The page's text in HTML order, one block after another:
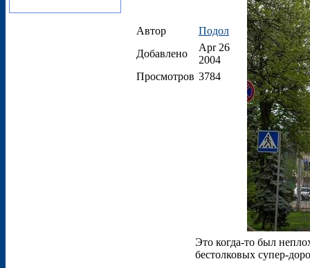
Автор
Подол
Добавлено
Apr 26
2004
Просмотров 3784
Это когда-то был
бестолковых супер-